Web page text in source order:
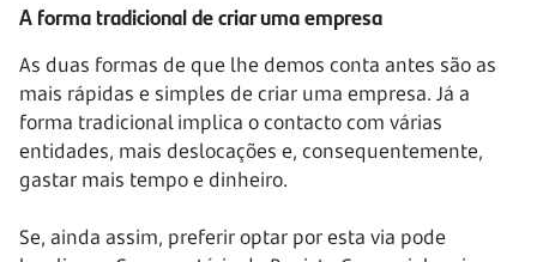
A forma tradicional de criar uma empresa
As duas formas de que lhe demos conta antes são as
mais rápidas e simples de criar uma empresa. Já a
forma tradicional implica o contacto com várias
entidades, mais deslocações e, consequentemente,
gastar mais tempo e dinheiro.
Se, ainda assim, preferir optar por esta via pode